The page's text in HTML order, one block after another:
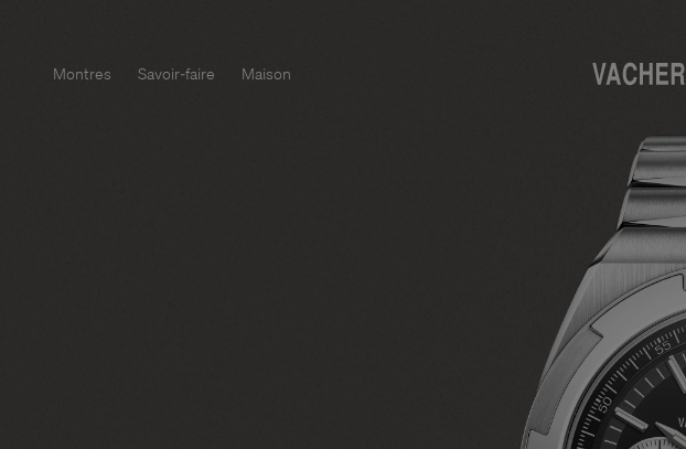
Montres Savoir-faire Maison